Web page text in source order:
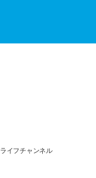
ライフチャンネル